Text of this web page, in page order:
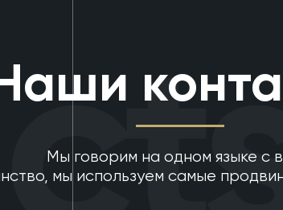
Мы говорим на одном языке с
мы используем самые